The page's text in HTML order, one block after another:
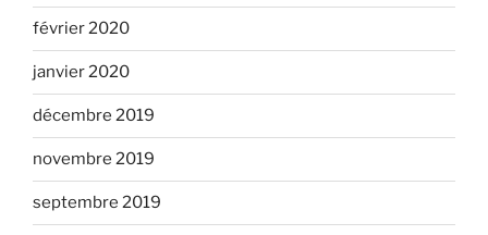
février 2020
janvier 2020
décembre 2019
novembre 2019
septembre 2019